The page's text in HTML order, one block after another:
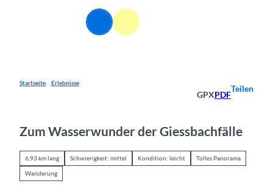
Suche Menü
Startseite Erlebnisse
GPXPDF
Teilen
Zum Wasserwunder der Giessbachfälle
6,93 km lang Schwierigkeit: mittel Kondition: leicht Tolles Panorama
Wanderung